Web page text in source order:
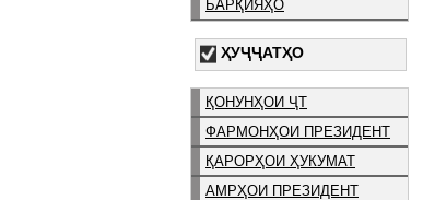
БАРҚИЯҲО
ҲУҶҶАТҲО
ҚОНУНҲОИ ҶТ
ФАРМОНҲОИ ПРЕЗИДЕНТ
ҚАРОРҲОИ ҲУКУМАТ
АМРҲОИ ПРЕЗИДЕНТ